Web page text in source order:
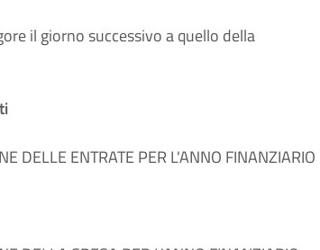
il giorno successivo a quello della
DELLE ENTRATE PER L'ANNO FINANZIARIO